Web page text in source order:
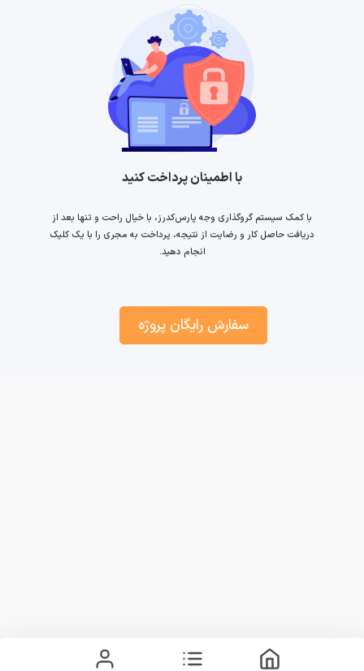
با اطمینان پرداخت کنید
با کمک سیستم گروگذاری وجه پارس‌کدرز، با خیال راحت و تنها بعد از
دریافت حاصل کار و رضایت از نتیجه، پرداخت به مجری را با یک کلیک
انجام دهید.
سفارش رایگان پروژه